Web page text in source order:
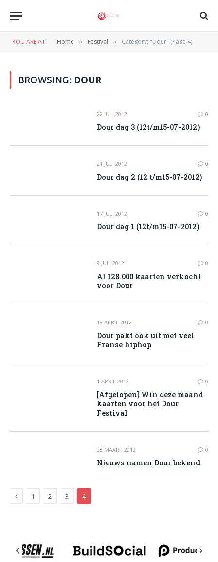
YOU ARE AT: Home » Festival » Category: "Dour" (Page 4)
BROWSING: DOUR
22 JULI 2012 0
Dour dag 3 (12t/m15-07-2012)
21 JULI 2012 0
Dour dag 2 (12 t/m15-07-2012)
17 JULI 2012 0
Dour dag 1 (12t/m15-07-2012)
9 JULI 2012 0
Al 128.000 kaarten verkocht
voor Dour
18 APRIL 2012 0
Dour pakt ook uit met veel
Franse hiphop
1 APRIL 2012 0
[Afgelopen] Win deze maand
kaarten voor het Dour
Festival
28 MAART 2012 0
Nieuws namen Dour bekend
Previous
1 2 3 4